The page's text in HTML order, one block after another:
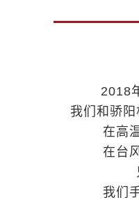
2018
我们和骄
在高
在台
我们